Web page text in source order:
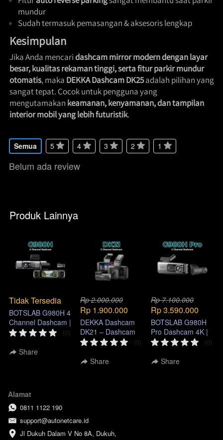
mundur
Sudah termasuk pemasangan & aksesoris lengkap
Kesimpulan
Jika Anda mencari dashcam mirror modern dengan layar
besar, kualitas rekaman tinggi, serta fitur parkir mundur
otomatis, maka DEKKA Dashcam DK25 adalah pilihan yang
sangat tepat. Cocok untuk pengguna yang
mengutamakan keamanan, kenyamanan, dan tampilan
interior mobil yang lebih futuristik.
Semua 5 4 3 2 1
Belum ada review
Produk Lainnya
Tidak Tersedia
BOTSLAB G980H 4
Channel Dashcam |
360° Car Security(0)
Share
Rp 2.000.000
Rp 1.900.000
DEKKA Dashcam
DK21 – Dashcam
2K Dual Camera
Vision
(0)
Share
Rp 7.100.000
Rp 3.590.000
BOTSLAB G980H
Pro Dashcam 4K |
ADAS, GPS & Sony
(0)
Share
Alamat
0811 1122 190
support@autonetcare.id
Jl Dukuh Dalam V No 8A, Dukuh,